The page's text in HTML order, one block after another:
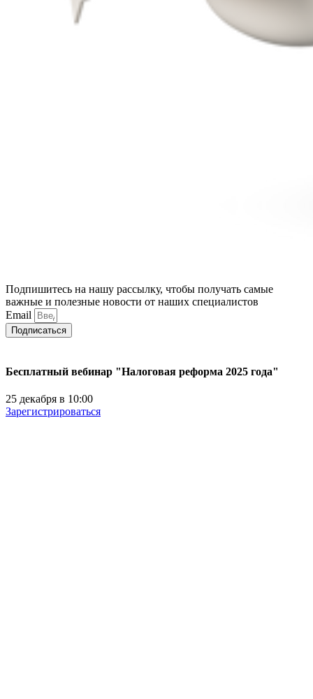
Подпишитесь на нашу рассылку, чтобы получать самые
важные и полезные новости от наших специалистов
Email
Подписаться
Бесплатный вебинар "Налоговая реформа 2025 года"
25 декабря в 10:00
Зарегистрироваться